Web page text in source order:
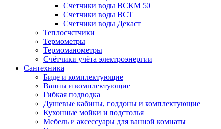
Счетчики воды ВСКМ 50
Счетчики воды ВСТ
Счетчики воды Декаст
Теплосчетчики
Термометры
Термоманометры
Счётчики учёта электроэнергии
Сантехника
Биде и комплектующие
Ванны и комплектующие
Гибкая подводка
Душевые кабины, поддоны и комплектующие
Кухонные мойки и подстолья
Мебель и аксессуары для ванной комнаты